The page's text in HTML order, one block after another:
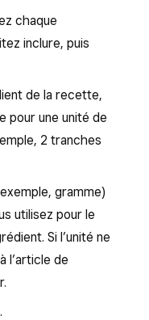
de cet
chaque
inclure, puis
de la recette,
pour une unité de
2 tranches
gramme)
utilisez pour le
Si l’unité ne
l’article de
.